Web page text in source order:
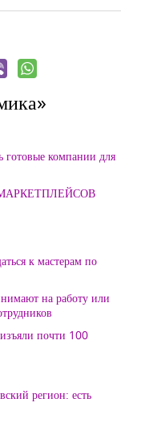
компании для
к мастерам по
на работу или
почти 100
регион: есть